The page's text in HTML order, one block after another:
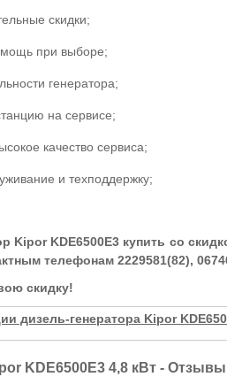
скидки;
при выборе;
генератора;
на сервисе;
качество сервиса;
и техподдержку;
Kipor KDE6500E3 купить со
телефонам 2229581(82),
скидку!
дизель-генератора Kipor
KDE6500E3 4,8 кВт - Отзывы